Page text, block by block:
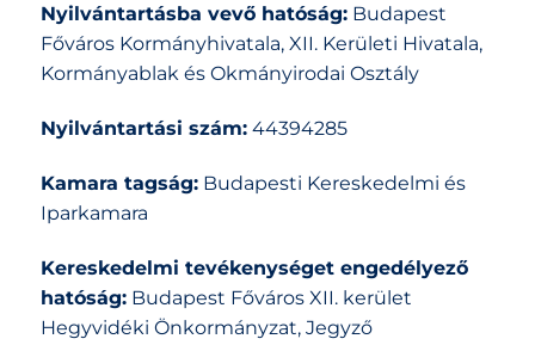
Nyilvántartásba vevő hatóság:Budapest
Főváros Kormányhivatala, XII. Kerületi Hivatala,
Kormányablak és Okmányirodai Osztály
Nyilvántartási szám:44394285
Kamara tagság:Budapesti Kereskedelmi és
Iparkamara
Kereskedelmi tevékenységet engedélyező
hatóság:Budapest Főváros XII. kerület
Hegyvidéki Önkormányzat, Jegyző